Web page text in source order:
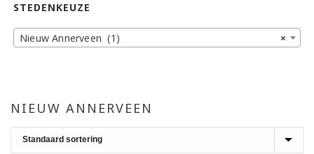
NIEUW ANNERVEEN
STEDENKEUZE
×
Nieuw Annerveen (1)